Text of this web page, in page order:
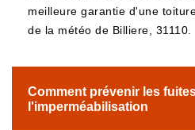
meilleure garantie d'une
de la météo de Billiere, 31110.
Comment prévenir les
l'imperméabilisation